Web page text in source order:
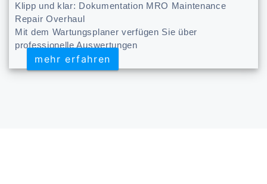
Klipp und klar: Dokumentation MRO Maintenance
Repair Overhaul
Mit dem Wartungsplaner verfügen Sie über
professionelle Auswertungen
mehr erfahren
mehr erfahren